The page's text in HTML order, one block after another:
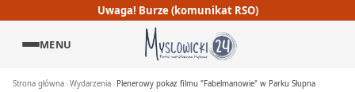
Uwaga! Burze (komunikat RSO)
MENU
Strona główna Wydarzenia Plenerowy pokaz filmu "Fabelmanowie" w Parku Słupna